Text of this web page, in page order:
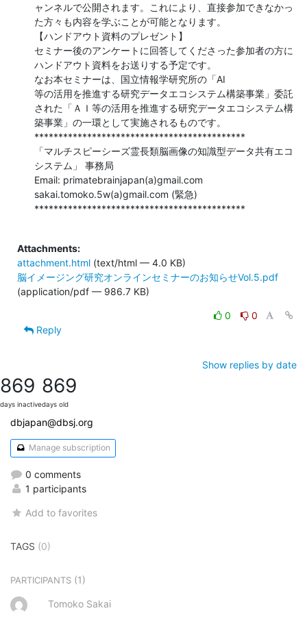
ャンネルで公開されます。これにより、直接参加できなかっ
た方々も内容を学ぶことが可能となります。
【ハンドアウト資料のプレゼント】
セミナー後のアンケートに回答してくださった参加者の方に
ハンドアウト資料をお送りする予定です。
なお本セミナーは、国立情報学研究所の「AI
等の活用を推進する研究データエコシステム構築事業」委託
された「ＡＩ等の活用を推進する研究データエコシステム構
築事業」の一環として実施されるものです。
********************************************
「マルチスピーシーズ霊長類脳画像の知識型データ共有エコ
システム」 事務局
Email: primatebrainjapan(a)gmail.com
sakai.tomoko.5w(a)gmail.com (緊急)
********************************************
Attachments:
attachment.html (text/html — 4.0 KB)
脳イメージング研究オンラインセミナーのお知らせVol.5.pdf
(application/pdf — 986.7 KB)
0
0
Reply
Show replies by date
869
days inactive
869
days old
dbjapan@dbsj.org
Manage subscription
0 comments
1 participants
Add to favorites
TAGS (0)
PARTICIPANTS (1)
Tomoko Sakai